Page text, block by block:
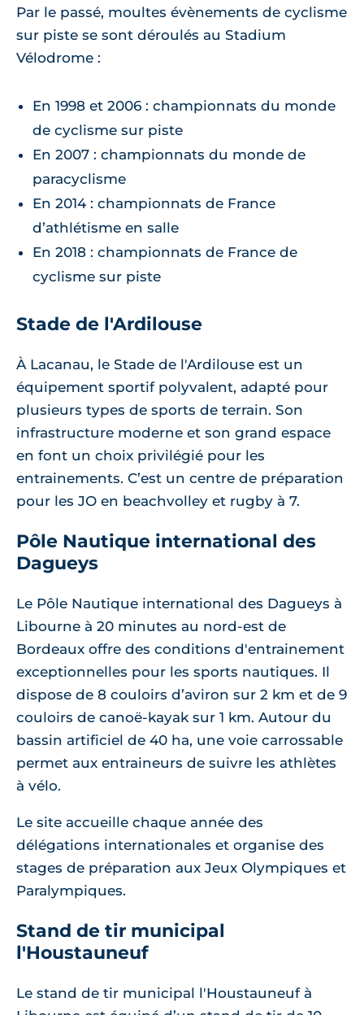
Par le passé, moultes évènements de cyclisme
sur piste se sont déroulés au Stadium
Vélodrome :
En 1998 et 2006 : championnats du monde
de cyclisme sur piste
En 2007 : championnats du monde de
paracyclisme
En 2014 : championnats de France
d’athlétisme en salle
En 2018 : championnats de France de
cyclisme sur piste
Stade de l'Ardilouse
À Lacanau, le Stade de l'Ardilouse est un
équipement sportif polyvalent, adapté pour
plusieurs types de sports de terrain. Son
infrastructure moderne et son grand espace
en font un choix privilégié pour les
entrainements. C’est un centre de préparation
pour les JO en beachvolley et rugby à 7.
Pôle Nautique international des
Dagueys
Le Pôle Nautique international des Dagueys à
Libourne à 20 minutes au nord-est de
Bordeaux offre des conditions d'entrainement
exceptionnelles pour les sports nautiques. Il
dispose de 8 couloirs d’aviron sur 2 km et de 9
couloirs de canoë-kayak sur 1 km. Autour du
bassin artificiel de 40 ha, une voie carrossable
permet aux entraineurs de suivre les athlètes
à vélo.
Le site accueille chaque année des
délégations internationales et organise des
stages de préparation aux Jeux Olympiques et
Paralympiques.
Stand de tir municipal
l'Houstauneuf
Le stand de tir municipal l'Houstauneuf à